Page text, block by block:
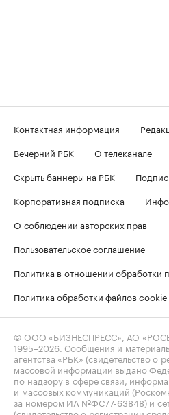
Контактная информация
Вечерний РБК
О телеканале
Скрыть баннеры на РБК
Корпоративная подписка
О соблюдении авторских прав
Пользовательское соглашение
Политика в отношении обработки
Политика обработки файлов cookie
© ООО «БИЗНЕСПРЕСС», АО
1995–2026 . Сообщения и
агентства «РБК» (свидетельство о
массовой информации выдано
по надзору в сфере связи,
и массовых коммуникаций
за номером ИА №ФС77-63848) и